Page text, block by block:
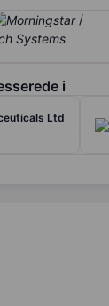
/
i
Ltd